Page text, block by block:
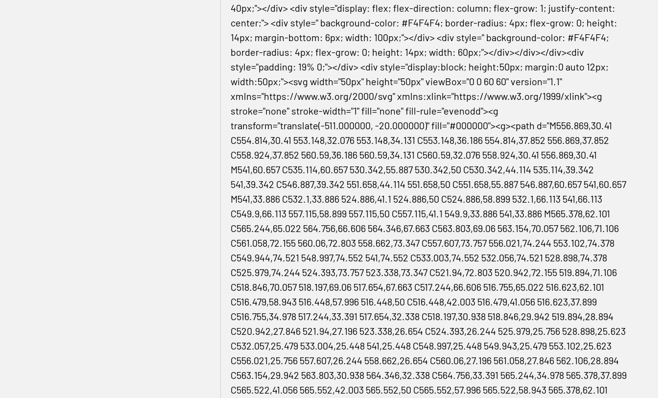
40px;"></div> <div style="display: flex; flex-direction: column; flex-grow: 1; justify-content:
center;"> <div style=" background-color: #F4F4F4; border-radius: 4px; flex-grow: 0; height:
14px; margin-bottom: 6px; width: 100px;"></div> <div style=" background-color: #F4F4F4;
border-radius: 4px; flex-grow: 0; height: 14px; width: 60px;"></div></div></div><div
style="padding: 19% 0;"></div> <div style="display:block; height:50px; margin:0 auto 12px;
width:50px;"><svg width="50px" height="50px" viewBox="0 0 60 60" version="1.1"
xmlns="https://www.w3.org/2000/svg" xmlns:xlink="https://www.w3.org/1999/xlink"><g
stroke="none" stroke-width="1" fill="none" fill-rule="evenodd"><g
transform="translate(-511.000000, -20.000000)" fill="#000000"><g><path d="M556.869,30.41
C554.814,30.41 553.148,32.076 553.148,34.131 C553.148,36.186 554.814,37.852 556.869,37.852
C558.924,37.852 560.59,36.186 560.59,34.131 C560.59,32.076 558.924,30.41 556.869,30.41
M541,60.657 C535.114,60.657 530.342,55.887 530.342,50 C530.342,44.114 535.114,39.342
541,39.342 C546.887,39.342 551.658,44.114 551.658,50 C551.658,55.887 546.887,60.657 541,60.657
M541,33.886 C532.1,33.886 524.886,41.1 524.886,50 C524.886,58.899 532.1,66.113 541,66.113
C549.9,66.113 557.115,58.899 557.115,50 C557.115,41.1 549.9,33.886 541,33.886 M565.378,62.101
C565.244,65.022 564.756,66.606 564.346,67.663 C563.803,69.06 563.154,70.057 562.106,71.106
C561.058,72.155 560.06,72.803 558.662,73.347 C557.607,73.757 556.021,74.244 553.102,74.378
C549.944,74.521 548.997,74.552 541,74.552 C533.003,74.552 532.056,74.521 528.898,74.378
C525.979,74.244 524.393,73.757 523.338,73.347 C521.94,72.803 520.942,72.155 519.894,71.106
C518.846,70.057 518.197,69.06 517.654,67.663 C517.244,66.606 516.755,65.022 516.623,62.101
C516.479,58.943 516.448,57.996 516.448,50 C516.448,42.003 516.479,41.056 516.623,37.899
C516.755,34.978 517.244,33.391 517.654,32.338 C518.197,30.938 518.846,29.942 519.894,28.894
C520.942,27.846 521.94,27.196 523.338,26.654 C524.393,26.244 525.979,25.756 528.898,25.623
C532.057,25.479 533.004,25.448 541,25.448 C548.997,25.448 549.943,25.479 553.102,25.623
C556.021,25.756 557.607,26.244 558.662,26.654 C560.06,27.196 561.058,27.846 562.106,28.894
C563.154,29.942 563.803,30.938 564.346,32.338 C564.756,33.391 565.244,34.978 565.378,37.899
C565.522,41.056 565.552,42.003 565.552,50 C565.552,57.996 565.522,58.943 565.378,62.101